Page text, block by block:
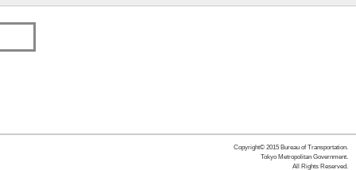
Copyright© 2015 Bureau of Transportation.
Tokyo Metropolitan Government.
All Rights Reserved.